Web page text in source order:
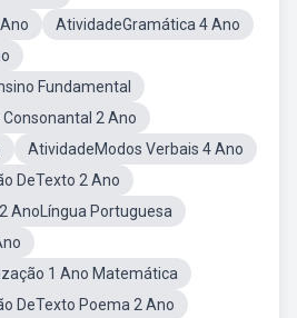
AtividadeGramática 4 Ano
Fundamental
2 Ano
AtividadeModos Verbais 4 Ano
DeTexto 2 Ano
AnoLíngua Portuguesa
1 Ano Matemática
DeTexto Poema 2 Ano